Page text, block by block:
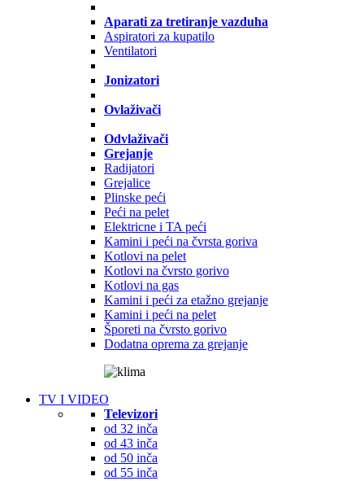
Aparati za tretiranje vazduha
Aspiratori za kupatilo
Ventilatori
Jonizatori
Ovlaživači
Odvlaživači
Grejanje
Radijatori
Grejalice
Plinske peći
Peći na pelet
Elektricne i TA peći
Kamini i peći na čvrsta goriva
Kotlovi na pelet
Kotlovi na čvrsto gorivo
Kotlovi na gas
Kamini i peći za etažno grejanje
Kamini i peći na pelet
Šporeti na čvrsto gorivo
Dodatna oprema za grejanje
TV I VIDEO
Televizori
od 32 inča
od 43 inča
od 50 inča
od 55 inča